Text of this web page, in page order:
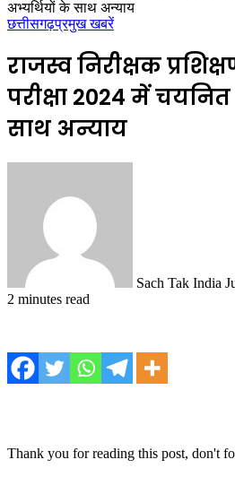
अभ्यर्थियों के साथ अन्याय
छत्तीसगढ़प्रमुख खबरें
राजस्व निरीक्षक
परीक्षा 2024 में
साथ अन्याय
Sach Tak India
2 minutes read
Thank you for reading this post, don't